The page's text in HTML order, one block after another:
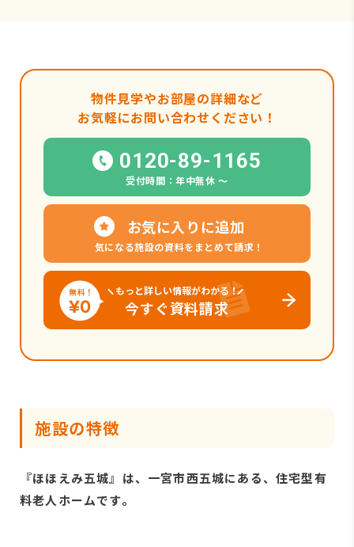
物件見学やお部屋の詳細など
お気軽にお問い合わせください！
0120-89-1165
受付時間：年中無休 〜
お気に入りに追加
気になる施設の資料をまとめて請求！
もっと詳しい情報がわかる！
今すぐ資料請求
施設の特徴
『ほほえみ五城』は、一宮市西五城にある、住宅型有
料老人ホームです。